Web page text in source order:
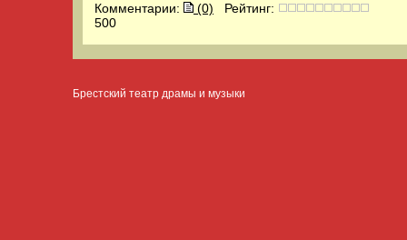
Комментарии: (0) Рейтинг:
500
Брестский театр драмы и музыки